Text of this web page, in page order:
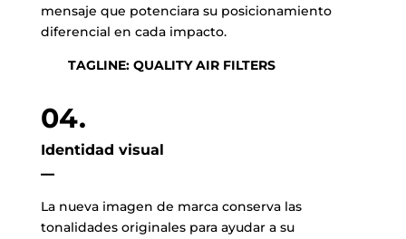
mensaje que potenciara su posicionamiento
diferencial en cada impacto.
TAGLINE: QUALITY AIR FILTERS
04.
Identidad visual
–
La nueva imagen de marca conserva las
tonalidades originales para ayudar a su